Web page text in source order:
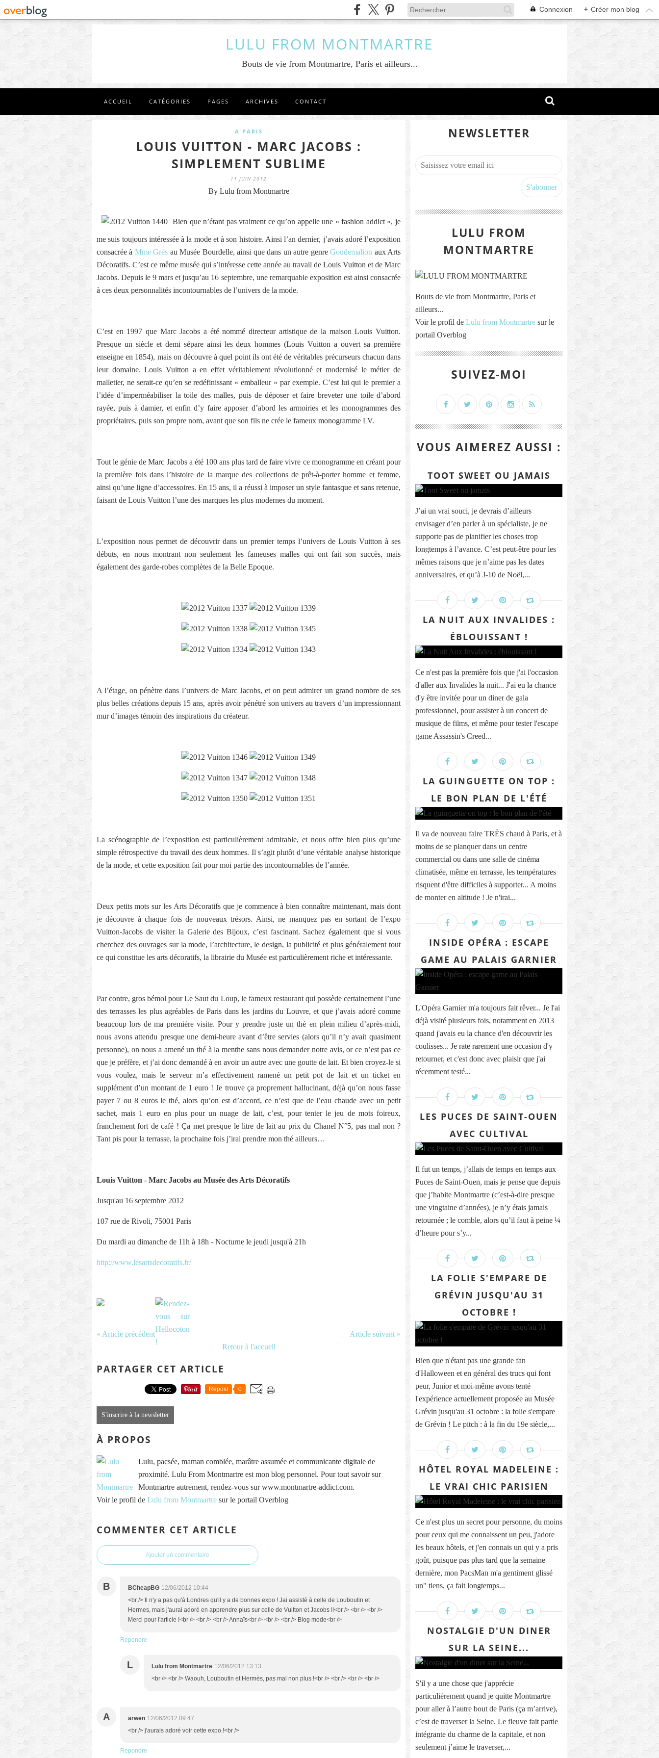
Connexion + Créer mon blog
LULU FROM MONTMARTRE
Bouts de vie from Montmartre, Paris et ailleurs...
ACCUEIL CATÉGORIES PAGES ARCHIVES CONTACT
A PARIS
LOUIS VUITTON - MARC JACOBS :
SIMPLEMENT SUBLIME
11 JUIN 2012
By Lulu from Montmartre
Bien que n’étant pas vraiment ce qu’on appelle une « fashion addict », je
me suis toujours intéressée à la mode et à son histoire. Ainsi l’an dernier, j’avais adoré l’exposition
consacrée à Mme Grès au Musée Bourdelle, ainsi que dans un autre genreGoudemalion aux Arts
Décoratifs. C’est ce même musée qui s’intéresse cette année au travail de Louis Vuitton et de Marc
Jacobs. Depuis le 9 mars et jusqu’au 16 septembre, une remarquable exposition est ainsi consacrée
à ces deux personnalités incontournables de l’univers de la mode.
C’est en 1997 que Marc Jacobs a été nommé directeur artistique de la maison Louis Vuitton.
Presque un siècle et demi sépare ainsi les deux hommes (Louis Vuitton a ouvert sa première
enseigne en 1854), mais on découvre à quel point ils ont été de véritables précurseurs chacun dans
leur domaine. Louis Vuitton a en effet véritablement révolutionné et modernisé le métier de
malletier, ne serait-ce qu’en se redéfinissant « emballeur » par exemple. C’est lui qui le premier a
l’idée d’imperméabiliser la toile des malles, puis de déposer et faire breveter une toile d’abord
rayée, puis à damier, et enfin d’y faire apposer d’abord les armoiries et les monogrammes des
propriétaires, puis son propre nom, avant que son fils ne crée le fameux monogramme LV.
Tout le génie de Marc Jacobs a été 100 ans plus tard de faire vivre ce monogramme en créant pour
la première fois dans l’histoire de la marque des collections de prêt-à-porter homme et femme,
ainsi qu’une ligne d’accessoires. En 15 ans, il a réussi à imposer un style fantasque et sans retenue,
faisant de Louis Vuitton l’une des marques les plus modernes du moment.
L’exposition nous permet de découvrir dans un premier temps l’univers de Louis Vuitton à ses
débuts, en nous montrant non seulement les fameuses malles qui ont fait son succès, mais
également des garde-robes complètes de la Belle Epoque.
A l’étage, on pénètre dans l’univers de Marc Jacobs, et on peut admirer un grand nombre de ses
plus belles créations depuis 15 ans, après avoir pénétré son univers au travers d’un impressionnant
mur d’images témoin des inspirations du créateur.
La scénographie de l’exposition est particulièrement admirable, et nous offre bien plus qu’une
simple rétrospective du travail des deux hommes. Il s’agit plutôt d’une véritable analyse historique
de la mode, et cette exposition fait pour moi partie des incontournables de l’année.
Deux petits mots sur les Arts Décoratifs que je commence à bien connaître maintenant, mais dont
je découvre à chaque fois de nouveaux trésors. Ainsi, ne manquez pas en sortant de l’expo
Vuitton-Jacobs de visiter la Galerie des Bijoux, c’est fascinant. Sachez également que si vous
cherchez des ouvrages sur la mode, l’architecture, le design, la publicité et plus généralement tout
ce qui constitue les arts décoratifs, la librairie du Musée est particulièrement riche et intéressante.
Par contre, gros bémol pour Le Saut du Loup, le fameux restaurant qui possède certainement l’une
des terrasses les plus agréables de Paris dans les jardins du Louvre, et que j’avais adoré comme
beaucoup lors de ma première visite. Pour y prendre juste un thé en plein milieu d’après-midi,
nous avons attendu presque une demi-heure avant d’être servies (alors qu’il n’y avait quasiment
personne), on nous a amené un thé à la menthe sans nous demander notre avis, or ce n’est pas ce
que je préfère, et j’ai donc demandé à en avoir un autre avec une goutte de lait. Et bien croyez-le si
vous voulez, mais le serveur m’a effectivement ramené un petit pot de lait et un ticket en
supplément d’un montant de 1 euro ! Je trouve ça proprement hallucinant, déjà qu’on nous fasse
payer 7 ou 8 euros le thé, alors qu’on est d’accord, ce n’est que de l’eau chaude avec un petit
sachet, mais 1 euro en plus pour un nuage de lait, c’est, pour tenter le jeu de mots foireux,
franchement fort de café ! Ça met presque le litre de lait au prix du Chanel N°5, pas mal non ?
Tant pis pour la terrasse, la prochaine fois j’irai prendre mon thé ailleurs…
Louis Vuitton - Marc Jacobs au Musée des Arts Décoratifs
Jusqu'au 16 septembre 2012
107 rue de Rivoli, 75001 Paris
Du mardi au dimanche de 11h à 18h - Nocturne le jeudi jusqu'à 21h
http://www.lesartsdecoratifs.fr/
« Article précédent
Article suivant »
Retour à l'accueil
PARTAGER CET ARTICLE
Repost 0
S'inscrire à la newsletter
À PROPOS
Lulu, pacsée, maman comblée, marâtre assumée et communicante digitale de
proximité. Lulu From Montmartre est mon blog personnel. Pour tout savoir sur
Montmartre autrement, rendez-vous sur www.montmartre-addict.com.
Voir le profil de Lulu from Montmartre sur le portail Overblog
COMMENTER CET ARTICLE
Ajouter un commentaire
B BCheapBG 12/06/2012 10:44
<br /> Il n'y a pas qu'à Londres qu'il y a de bonnes expo ! Jai assisté à celle de Louboutin et
Hermes, mais j'aurai adoré en apprendre plus sur celle de Vuitton et Jacobs !!<br /> <br /> <br />
Merci pour l'article !<br /> <br /> <br /> Annaïs<br /> <br /> <br /> Blog mode<br />
Répondre
L Lulu from Montmartre 12/06/2012 13:13
<br /> <br /> Waouh, Louboutin et Hermès, pas mal non plus !<br /> <br /> <br /> <br />
A arwen 12/06/2012 09:47
<br /> j'aurais adoré voir cette expo.!<br />
Répondre
NEWSLETTER
LULU FROM
MONTMARTRE
Bouts de vie from Montmartre, Paris et
ailleurs...
Voir le profil de Lulu from Montmartre sur le
portail Overblog
SUIVEZ-MOI
VOUS AIMEREZ AUSSI :
TOOT SWEET OU JAMAIS
J’ai un vrai souci, je devrais d’ailleurs
envisager d’en parler à un spécialiste, je ne
supporte pas de planifier les choses trop
longtemps à l’avance. C’est peut-être pour les
mêmes raisons que je n’aime pas les dates
anniversaires, et qu’à J-10 de Noël,...
LA NUIT AUX INVALIDES :
ÉBLOUISSANT !
Ce n'est pas la première fois que j'ai l'occasion
d'aller aux Invalides la nuit... J'ai eu la chance
d'y être invitée pour un diner de gala
professionnel, pour assister à un concert de
musique de films, et même pour tester l'escape
game Assassin's Creed...
LA GUINGUETTE ON TOP :
LE BON PLAN DE L'ÉTÉ
Il va de nouveau faire TRÈS chaud à Paris, et à
moins de se planquer dans un centre
commercial ou dans une salle de cinéma
climatisée, même en terrasse, les températures
risquent d'être difficiles à supporter... A moins
de monter en altitude ! Je n'irai...
INSIDE OPÉRA : ESCAPE
GAME AU PALAIS GARNIER
L'Opéra Garnier m'a toujours fait rêver... Je l'ai
déjà visité plusieurs fois, notamment en 2013
quand j'avais eu la chance d'en découvrir les
coulisses... Je rate rarement une occasion d'y
retourner, et c'est donc avec plaisir que j'ai
récemment testé...
LES PUCES DE SAINT-OUEN
AVEC CULTIVAL
Il fut un temps, j’allais de temps en temps aux
Puces de Saint-Ouen, mais je pense que depuis
que j’habite Montmartre (c’est-à-dire presque
une vingtaine d’années), je n’y étais jamais
retournée ; le comble, alors qu’il faut à peine ¼
d’heure pour s’y...
LA FOLIE S'EMPARE DE
GRÉVIN JUSQU'AU 31
OCTOBRE !
Bien que n'étant pas une grande fan
d'Halloween et en général des trucs qui font
peur, Junior et moi-même avons tenté
l'expérience actuellement proposée au Musée
Grévin jusqu'au 31 octobre : la folie s'empare
de Grévin ! Le pitch : à la fin du 19e siècle,...
HÔTEL ROYAL MADELEINE :
LE VRAI CHIC PARISIEN
Ce n'est plus un secret pour personne, du moins
pour ceux qui me connaissent un peu, j'adore
les beaux hôtels, et j'en connais un qui y a pris
goût, puisque pas plus tard que la semaine
dernière, mon PacsMan m'a gentiment glissé
un" tiens, ça fait longtemps...
NOSTALGIE D'UN DINER
SUR LA SEINE...
S'il y a une chose que j'apprécie
particulièrement quand je quitte Montmartre
pour aller à l’autre bout de Paris (ça m’arrive),
c’est de traverser la Seine. Le fleuve fait partie
intégrante du charme de la capitale, et non
seulement j’aime le traverser,...